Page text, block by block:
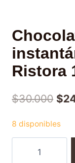
Ristora
$30.000 $
8 disponibles